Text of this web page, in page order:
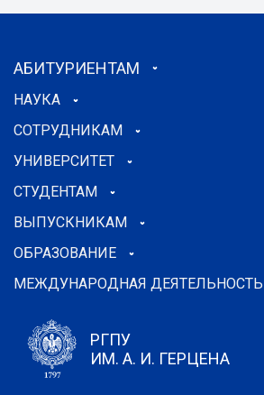
АБИТУРИЕНТАМ
НАУКА
СОТРУДНИКАМ
УНИВЕРСИТЕТ
СТУДЕНТАМ
ВЫПУСКНИКАМ
ОБРАЗОВАНИЕ
МЕЖДУНАРОДНАЯ ДЕЯТЕЛЬНОСТЬ
РГПУ
ИМ. А. И. ГЕРЦЕНА